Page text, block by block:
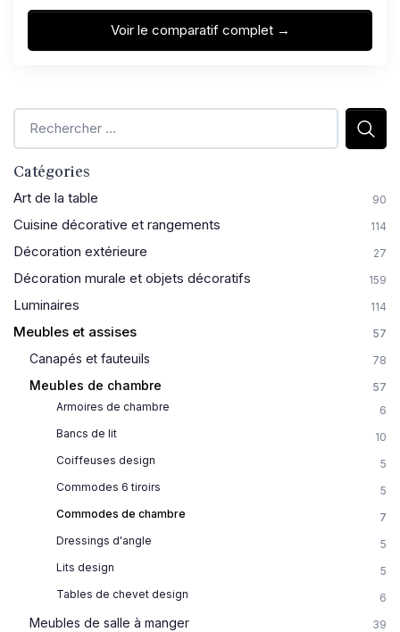
Voir le comparatif complet →
Catégories
Art de la table 90
Cuisine décorative et rangements 114
Décoration extérieure 27
Décoration murale et objets décoratifs 159
Luminaires 114
Meubles et assises 57
Canapés et fauteuils 78
Meubles de chambre
57
Armoires de chambre
6
Bancs de lit
10
Coiffeuses design
5
Commodes 6 tiroirs
5
Commodes de chambre
7
Dressings d'angle
5
Lits design
5
Tables de chevet design
6
Meubles de salle à manger 39